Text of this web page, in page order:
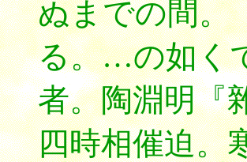
ぬまでの間
る。…の如く
者。陶淵明『
四時相催迫。